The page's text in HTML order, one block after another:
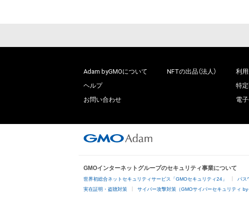
Adam byGMOについて
ヘルプ
お問い合わせ
NFTの出品（法人）
利
特
電
GMOインターネットグループのセキュリティ事業について
世界初総合ネットセキュリティサービス「GMOセキュリティ24」 パス
実在証明・盗聴対策 サイバー攻撃対策（GMOサイバーセキュリティ by